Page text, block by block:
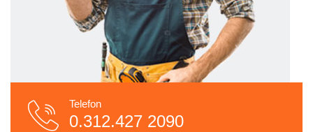
Telefon
0.312.427 2090